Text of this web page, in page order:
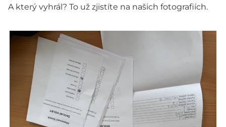
A který vyhrál? To už zjistíte na našich fotografiích.